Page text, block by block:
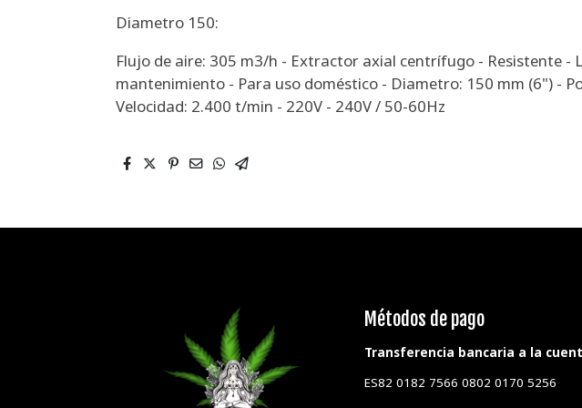
Diametro 150:
Flujo de aire: 305 m3/h - Extractor axial centrífugo - Resistente -
mantenimiento - Para uso doméstico - Diametro: 150 mm (6") -
Velocidad: 2.400 t/min - 220V - 240V / 50-60Hz
Métodos de pago
Transferencia bancaria a la
ES82 0182 7566 0802 0170 5256